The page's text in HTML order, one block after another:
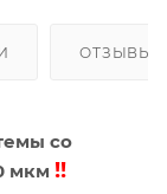
ОТЗЫВЫ
со
мкм !!